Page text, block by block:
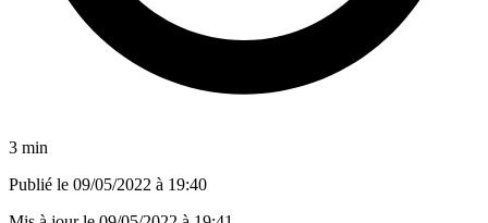
3 min
Publié le 09/05/2022 à 19:40